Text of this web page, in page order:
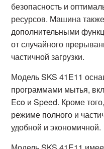
безопасность и
ресурсов. Машина
дополнительными
от случайного
частичной загрузки.
Модель SKS 41E11
программами мытья,
Eco и Speed. Кроме
режиме полного и
удобной и экономичной.